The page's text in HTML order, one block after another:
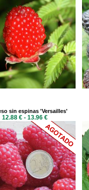
sin espinas 'Versailles'
12.88 € - 13.96 €